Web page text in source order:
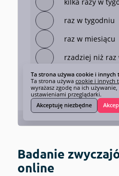
Badanie
online